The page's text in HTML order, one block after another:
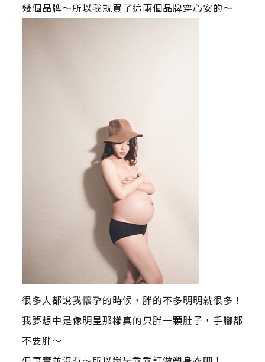
幾個品牌～所以我就買了這兩個品牌穿心安的～
很多人都說我懷孕的時候，胖的不多明明就很多！
我夢想中是像明星那樣真的只胖一顆肚子，手腳都
不要胖～